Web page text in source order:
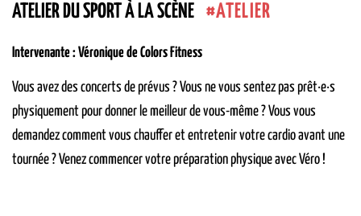
ATELIER DU SPORT À LA SCÈNE ATELIER
Intervenante : Véronique de Colors Fitness
Vous avez des concerts de prévus ? Vous ne vous sentez pas prêt·e·s
physiquement pour donner le meilleur de vous-même ? Vous vous
demandez comment vous chauffer et entretenir votre cardio avant une
tournée ? Venez commencer votre préparation physique avec Véro !